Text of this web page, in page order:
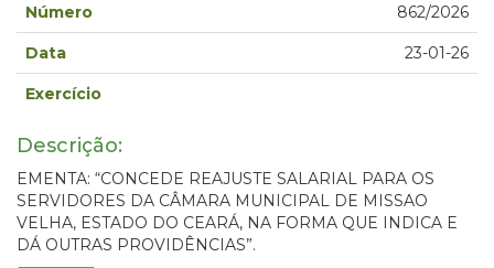
Número 862/2026
Data 23-01-26
Exercício
Descrição:
EMENTA: “CONCEDE REAJUSTE SALARIAL PARA OS
SERVIDORES DA CÂMARA MUNICIPAL DE MISSAO
VELHA, ESTADO DO CEARÁ, NA FORMA QUE INDICA E
DÁ OUTRAS PROVIDÊNCIAS”.